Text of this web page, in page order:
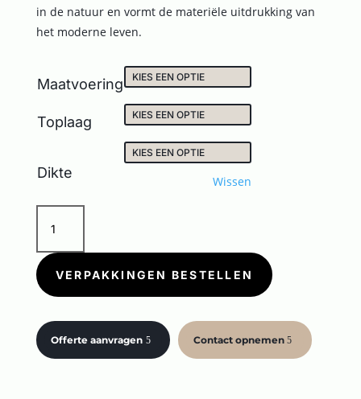
in de natuur en vormt de materiële uitdrukking van
het moderne leven.
Maatvoering
Toplaag
Dikte
Wissen
ASH
aantal
VERPAKKINGEN BESTELLEN
Offerte aanvragen Contact opnemen